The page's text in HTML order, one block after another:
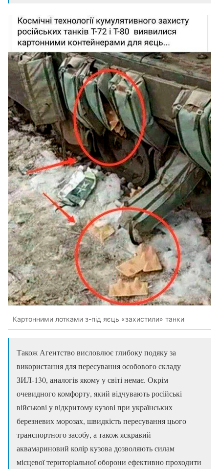
Картонними лотками з-під яєць «захистили» танки
Також Агентство висловлює глибоку подяку за
використання для пересування особового складу
ЗИЛ-130, аналогів якому у світі немає. Окрім
очевидного комфорту, який відчувають російські
військові у відкритому кузові при українських
березневих морозах, швидкість пересування цього
транспортного засобу, а також яскравий
аквамариновий колір кузова дозволяють силам
місцевої територіальної оборони ефективно проходити